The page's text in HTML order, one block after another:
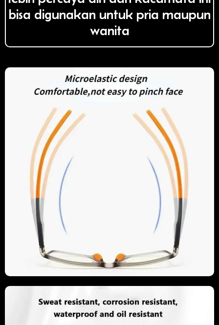
bisa digunakan untuk pria maupun
wanita